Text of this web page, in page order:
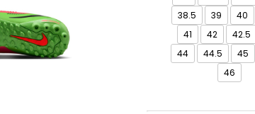
38.5
39 40
41
42 42.5
44
44.5 45
46